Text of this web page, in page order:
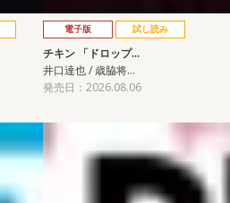
電子版 試し読み
チキン 「ドロップ…
井口達也 / 歳脇将…
発売日：2026.08.06